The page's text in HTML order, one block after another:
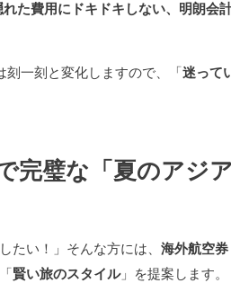
れた費用にドキドキしない、明朗会
刻一刻と変化しますので、「迷って
完璧な「夏のアジ
たい！」そんな方には、 海外航空
賢い旅のスタイル」を提案します。